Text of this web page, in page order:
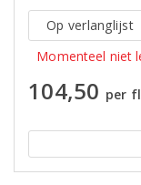
Op verlanglijst
Momenteel niet
104,50 per